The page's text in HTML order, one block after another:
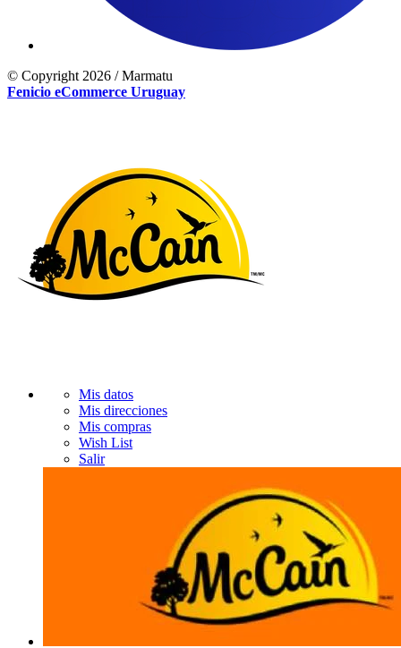
© Copyright 2026 / Marmatu
Fenicio eCommerce Uruguay
Mis datos
Mis direcciones
Mis compras
Wish List
Salir